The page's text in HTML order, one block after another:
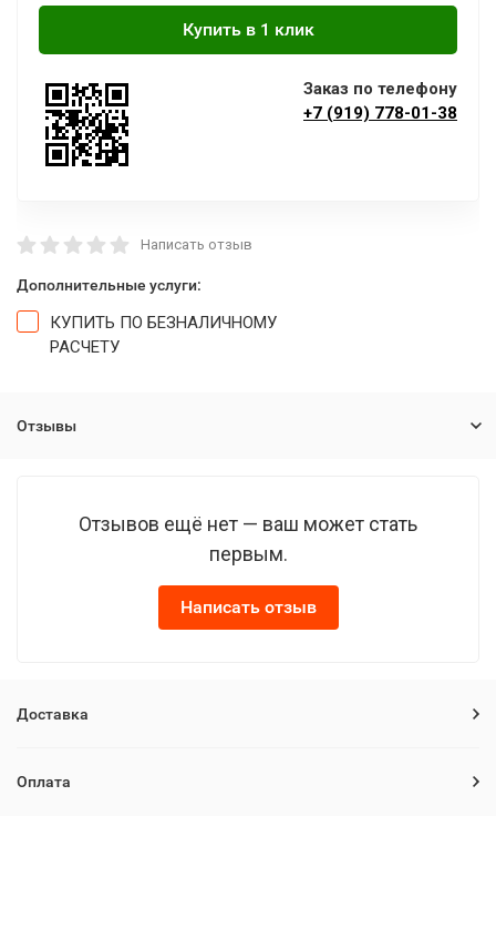
Заказ по телефону
+7 (919) 778-01-38
Написать отзыв
Дополнительные услуги:
КУПИТЬ ПО БЕЗНАЛИЧНОМУ
РАСЧЕТУ
Отзывы
Отзывов ещё нет — ваш может стать
первым.
Написать отзыв
Доставка
Оплата